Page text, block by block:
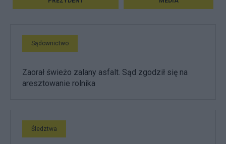
Sądownictwo
Zaorał świeżo zalany asfalt. Sąd zgodził się na
aresztowanie rolnika
Śledztwa